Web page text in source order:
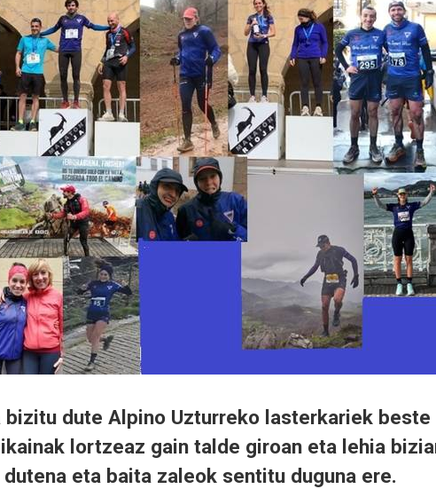
bizitu dute Alpino Uzturreko lasterkariek beste
lortzeaz gain talde giroan eta lehia
eta baita zaleok sentitu duguna ere.